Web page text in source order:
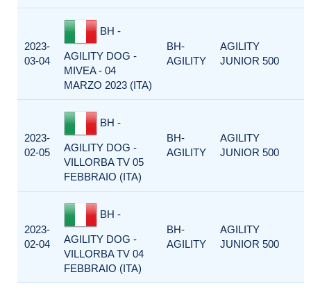
2023-
03-04
BH -
AGILITY DOG -
MIVEA - 04
MARZO 2023 (ITA)
BH-
AGILITY
AGILITY
JUNIOR 500
2023-
02-05
BH -
AGILITY DOG -
VILLORBA TV 05
FEBBRAIO (ITA)
BH-
AGILITY
AGILITY
JUNIOR 500
2023-
02-04
BH -
AGILITY DOG -
VILLORBA TV 04
FEBBRAIO (ITA)
BH-
AGILITY
AGILITY
JUNIOR 500